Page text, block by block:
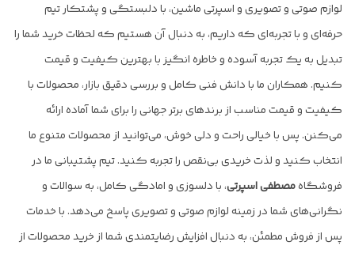
لوازم صوتی و تصویری و اسپرتی ماشین، با دلبستگی و پشتکار تیم
حرفه‌ای و با تجربه‌ای که داریم، به دنبال آن هستیم که لحظات خرید شما را
تبدیل به یک تجربه آسوده و خاطره انگیز با بهترین کیفیت و قیمت
کنیم. همکاران ما با دانش فنی کامل و بررسی دقیق بازار، محصولات با
کیفیت و قیمت مناسب از برندهای برتر جهانی را برای شما آماده ارائه
می‌کنن. پس با خیالی راحت و دلی خوش، می‌توانید از محصولات متنوع ما
انتخاب کنید و لذت خریدی بی‌نقص را تجربه کنید. تیم پشتیبانی ما در
فروشگاهمصطفی اسپرتی، با دلسوزی و امادگی کامل، به سوالات و
نگرانی‌های شما در زمینه لوازم صوتی و تصویری پاسخ می‌دهد. با خدمات
پس از فروش مطمئن، به دنبال افزایش رضایتمندی شما از خرید محصولات از